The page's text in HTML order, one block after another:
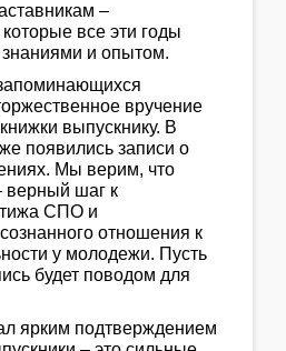
–
все эти годы
и опытом.
вручение
выпускнику. В
появились записи о
Мы верим, что
верный шаг к
СПО и
отношения к
у молодежи. Пусть
будет поводом для
ярким подтверждением